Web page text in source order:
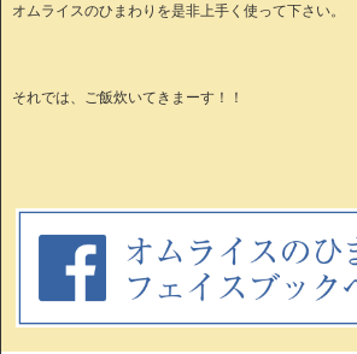
オムライスのひまわりを是非上手く使って下さい。
それでは、ご飯炊いてきまーす！！